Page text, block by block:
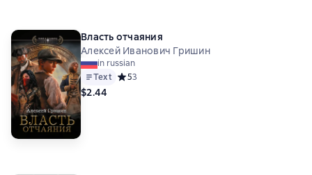
Власть отчаяния
Алексей Иванович Гришин
in russian
Text Средний рейтинг 5 на основе 3 оценок
53
$2.44